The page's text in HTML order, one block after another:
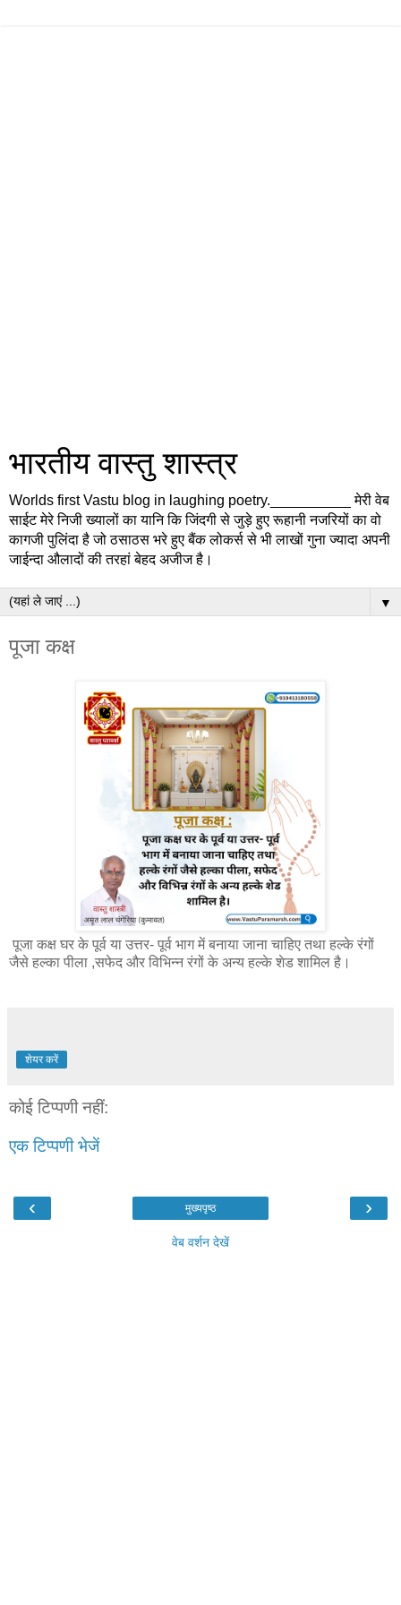
भारतीय वास्तु शास्त्र
Worlds first Vastu blog in laughing poetry.__________ मेरी वेब
साईट मेरे निजी ख्यालों का यानि कि जिंदगी से जुड़े हुए रूहानी नजरियों का वो
कागजी पुलिंदा है जो ठसाठस भरे हुए बैंक लोकर्स से भी लाखों गुना ज्यादा अपनी
जाईन्दा औलादों की तरहां बेहद अजीज है।
▼
पूजा कक्ष
पूजा कक्ष घर के पूर्व या उत्तर- पूर्व भाग में बनाया जाना चाहिए तथा हल्के रंगों
जैसे हल्का पीला ,सफेद और विभिन्न रंगों के अन्य हल्के शेड शामिल है।
शेयर करें
कोई टिप्पणी नहीं:
एक टिप्पणी भेजें
‹ ›
मुख्यपृष्ठ
वेब वर्शन देखें